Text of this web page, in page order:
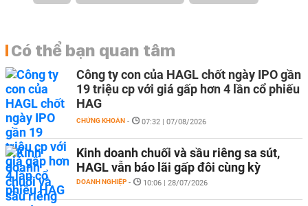
Có thể bạn quan tâm
Công ty con của HAGL chốt ngày IPO gần
19 triệu cp với giá gấp hơn 4 lần cổ phiếu
HAG
CHỨNG KHOÁN - 07:32 | 07/08/2026
Kinh doanh chuối và sầu riêng sa sút,
HAGL vẫn báo lãi gấp đôi cùng kỳ
DOANH NGHIỆP - 10:06 | 28/07/2026